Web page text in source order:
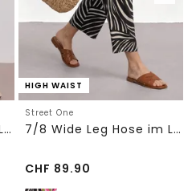
7/8 Wide Leg Hose im Loose Fit mit Print
HIGH WAIST
Street One
7/8 Wide Leg Hose im Loose Fit
CHF 89.90